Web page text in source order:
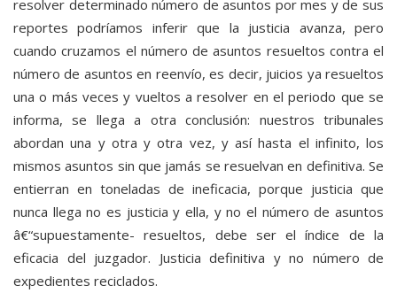
resolver determinado número de asuntos por mes y de sus
reportes podríamos inferir que la justicia avanza, pero
cuando cruzamos el número de asuntos resueltos contra el
número de asuntos en reenvío, es decir, juicios ya resueltos
una o más veces y vueltos a resolver en el periodo que se
informa, se llega a otra conclusión: nuestros tribunales
abordan una y otra y otra vez, y así hasta el infinito, los
mismos asuntos sin que jamás se resuelvan en definitiva. Se
entierran en toneladas de ineficacia, porque justicia que
nunca llega no es justicia y ella, y no el número de asuntos
â€“supuestamente- resueltos, debe ser el índice de la
eficacia del juzgador. Justicia definitiva y no número de
expedientes reciclados.